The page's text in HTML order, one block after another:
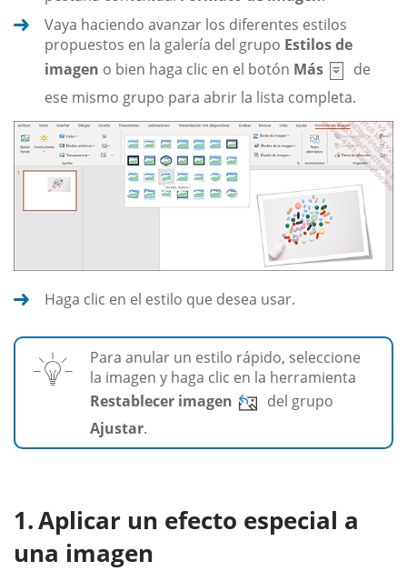
Vaya haciendo avanzar los diferentes estilos
propuestos en la galería del grupo Estilos de
imagen o bien haga clic en el botón Más
de
ese mismo grupo para abrir la lista completa.
Haga clic en el estilo que desea usar.
Para anular un estilo rápido, seleccione
la imagen y haga clic en la herramienta
Restablecer imagen
del grupo
Ajustar.
Aplicar un efecto especial a
una imagen